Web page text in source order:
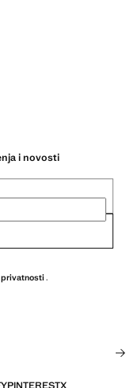
i novosti
.